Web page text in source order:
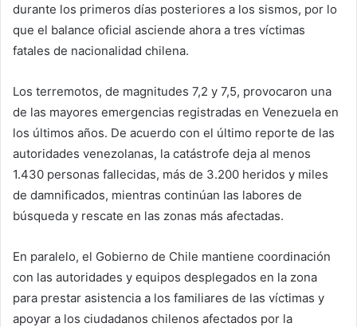
durante los primeros días posteriores a los sismos, por lo
que el balance oficial asciende ahora a tres víctimas
fatales de nacionalidad chilena.
Los terremotos, de magnitudes 7,2 y 7,5, provocaron una
de las mayores emergencias registradas en Venezuela en
los últimos años. De acuerdo con el último reporte de las
autoridades venezolanas, la catástrofe deja al menos
1.430 personas fallecidas, más de 3.200 heridos y miles
de damnificados, mientras continúan las labores de
búsqueda y rescate en las zonas más afectadas.
En paralelo, el Gobierno de Chile mantiene coordinación
con las autoridades y equipos desplegados en la zona
para prestar asistencia a los familiares de las víctimas y
apoyar a los ciudadanos chilenos afectados por la